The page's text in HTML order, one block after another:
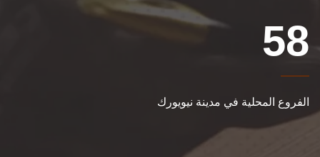
58
الفروع المحلية في مدينة نيويورك